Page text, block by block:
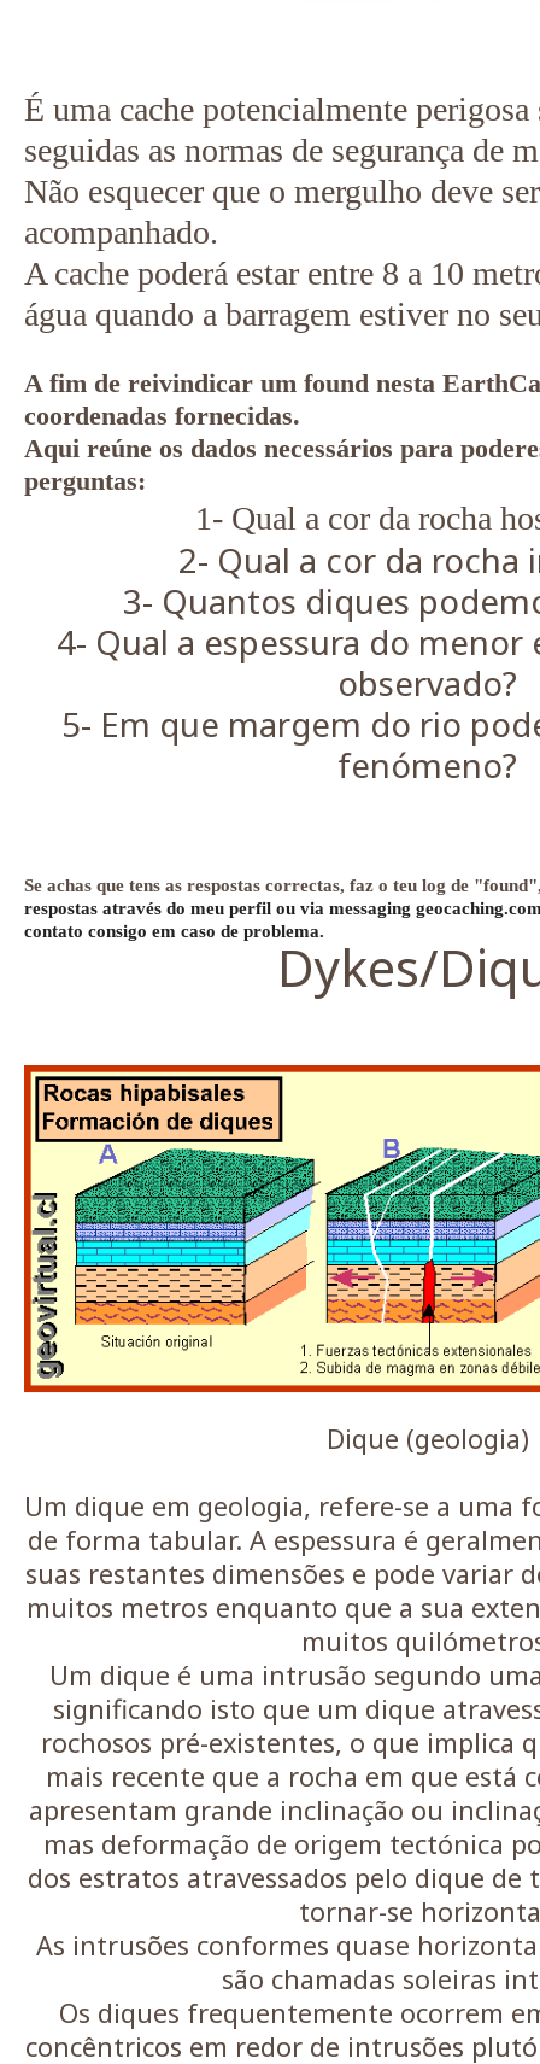
É uma cache potencialmente perigosa
seguidas as normas de segurança de
Não esquecer que o mergulho deve
acompanhado.
A cache poderá estar entre 8 a 10
água quando a barragem estiver no
A fim de reivindicar um found nesta
coordenadas fornecidas.
Aqui reúne os dados necessários para
perguntas:
1- Qual a cor da rocha
2- Qual a cor da rocha
3- Quantos diques
4- Qual a espessura do
observado?
5- Em que margem do rio
fenómeno?
Se achas que tens as respostas correctas, faz o teu log de
respostas através do meu perfil ou via messaging
contato consigo em caso de problema.
Dykes/
Dique (geologia)
Um dique em geologia, refere-se a uma
de forma tabular. A espessura é
suas restantes dimensões e pode variar
muitos metros enquanto que a sua
muitos
Um dique é uma intrusão segundo
significando isto que um dique
rochosos pré-existentes, o que implica
mais recente que a rocha em que está
apresentam grande inclinação ou
mas deformação de origem tectónica
dos estratos atravessados pelo dique
tornar-se
As intrusões conformes quase
são chamadas soleiras
Os diques frequentemente ocorrem
concêntricos em redor de intrusões